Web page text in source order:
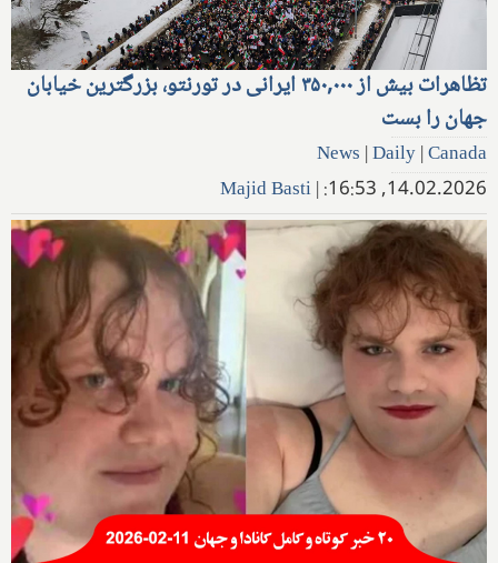
تظاهرات بیش از ۳۵۰,۰۰۰ ایرانی در تورنتو، بزرگترین خیابان
جهان را بست
News |Daily|Canada
14.02.2026, 16:53:
|
Majid Basti